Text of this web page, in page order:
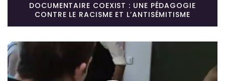
DOCUMENTAIRE COEXIST : UNE PÉDAGOGIE
CONTRE LE RACISME ET L’ANTISÉMITISME
Lecteur
vidéo